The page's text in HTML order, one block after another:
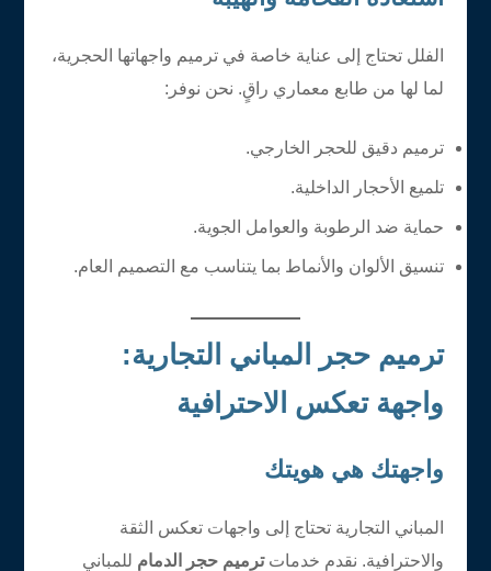
الفلل تحتاج إلى عناية خاصة في ترميم واجهاتها الحجرية،
لما لها من طابع معماري راقٍ. نحن نوفر:
ترميم دقيق للحجر الخارجي.
تلميع الأحجار الداخلية.
حماية ضد الرطوبة والعوامل الجوية.
تنسيق الألوان والأنماط بما يتناسب مع التصميم العام.
ترميم حجر المباني التجارية:
واجهة تعكس الاحترافية
واجهتك هي هويتك
المباني التجارية تحتاج إلى واجهات تعكس الثقة
والاحترافية. نقدم خدماتترميم حجر الدمام للمباني